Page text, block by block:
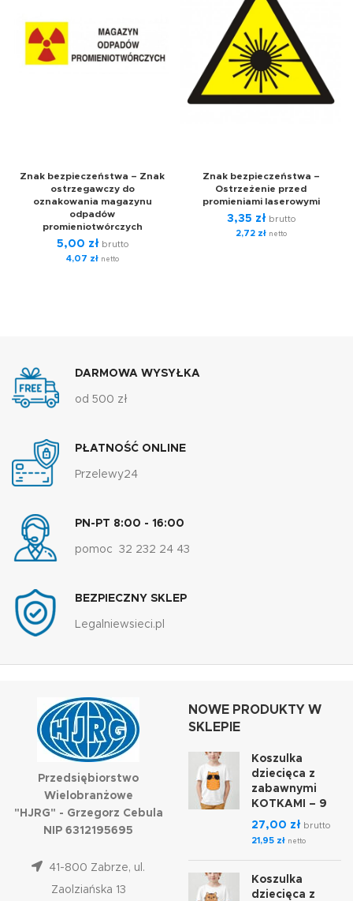
Znak bezpieczeństwa – Znak
ostrzegawczy do
oznakowania magazynu
odpadów
promieniotwórczych
5,00 zł brutto
4,07 złnetto
Znak bezpieczeństwa –
Ostrzeżenie przed
promieniami laserowymi
3,35 zł brutto
2,72 złnetto
DARMOWA WYSYŁKA
od 500 zł
PŁATNOŚĆ ONLINE
Przelewy24
PN-PT 8:00 - 16:00
pomoc 32 232 24 43
BEZPIECZNY SKLEP
Legalniewsieci.pl
Przedsiębiorstwo
Wielobranżowe
"HJRG" - Grzegorz Cebula
NIP 6312195695
41-800 Zabrze, ul.
Zaolziańska 13
NOWE PRODUKTY W
SKLEPIE
Koszulka
dziecięca z
zabawnymi
KOTKAMI – 9
27,00 zł brutto
21,95 zł netto
Koszulka
dziecięca z